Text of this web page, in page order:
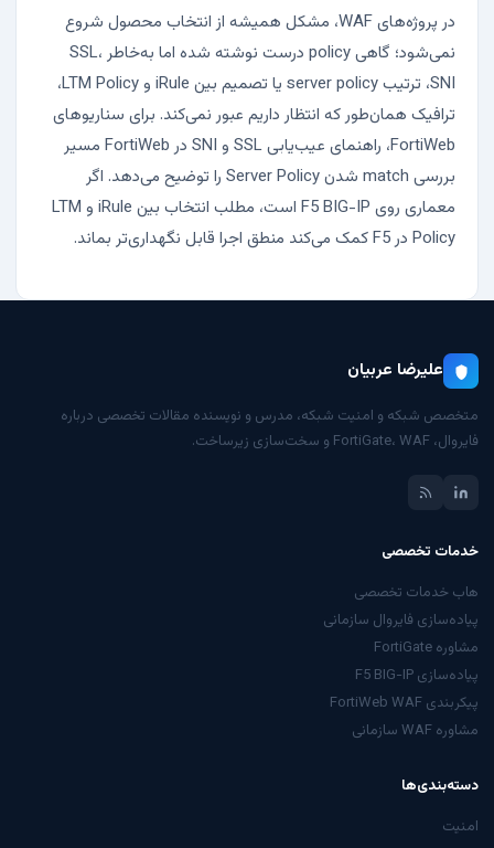
در پروژه‌های WAF، مشکل همیشه از انتخاب محصول شروع
نمی‌شود؛ گاهی policy درست نوشته شده اما به‌خاطر SSL،
SNI، ترتیب server policy یا تصمیم بین iRule و LTM Policy،
ترافیک همان‌طور که انتظار داریم عبور نمی‌کند. برای سناریوهای
FortiWeb، راهنمای
عیب‌یابی SSL و SNI در FortiWeb
مسیر
بررسی match شدن Server Policy را توضیح می‌دهد. اگر
معماری روی F5 BIG-IP است، مطلب
انتخاب بین iRule و LTM
Policy در F5
کمک می‌کند منطق اجرا قابل نگهداری‌تر بماند.
علیرضا عربیان
متخصص شبکه و امنیت شبکه، مدرس و نویسنده مقالات تخصصی درباره
فایروال، FortiGate، WAF و سخت‌سازی زیرساخت.
خدمات تخصصی
هاب خدمات تخصصی
پیاده‌سازی فایروال سازمانی
مشاوره FortiGate
پیاده‌سازی F5 BIG-IP
پیکربندی FortiWeb WAF
مشاوره WAF سازمانی
دسته‌بندی‌ها
امنیت